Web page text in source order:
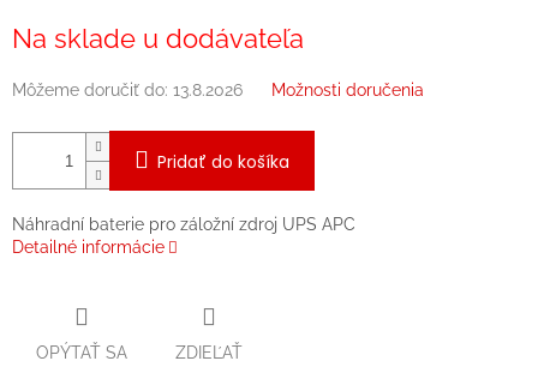
cena:
Na sklade u dodávateľa
Môžeme doručiť do: 13.8.2026 Možnosti doručenia
Pridať do košíka
Náhradní baterie pro záložní zdroj UPS APC
Detailné informácie
OPÝTAŤ SA ZDIEĽAŤ